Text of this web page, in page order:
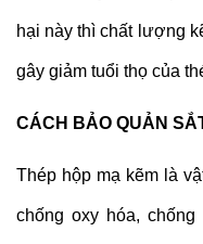
hại này thì chất lượng
gây giảm tuổi thọ của
CÁCH BẢO QUẢN
Thép hộp mạ kẽm là
chống oxy hóa,